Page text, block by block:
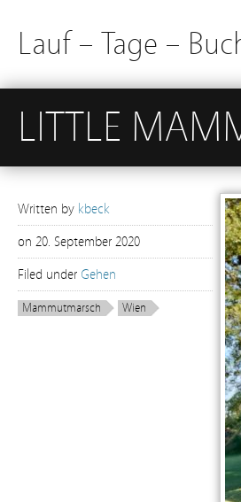
Lauf – Tage –
LITTLE
Written by kbeck
on 20. September 2020
Filed under Gehen
Mammutmarsch Wien